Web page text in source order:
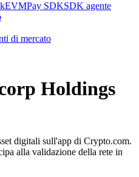
Pay SDKSDK agente
di mercato
Holdings
digitali sull'app di Crypto.com.
alla validazione della rete in